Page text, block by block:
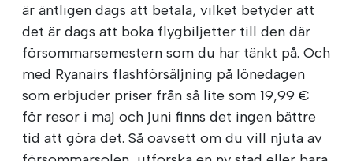
är äntligen dags att betala, vilket betyder att
det är dags att boka flygbiljetter till den där
försommarsemestern som du har tänkt på. Och
med Ryanairs flashförsäljning på lönedagen
som erbjuder priser från så lite som 19,99 €
för resor i maj och juni finns det ingen bättre
tid att göra det. Så oavsett om du vill njuta av